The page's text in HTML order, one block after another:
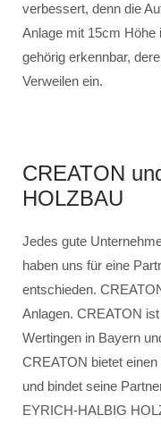
verbessert, denn die
Anlage mit 15cm
gehörig erkennbar,
Verweilen ein.
CREATON
HOLZBAU
Jedes gute
haben uns für eine
entschieden.
Anlagen. CREATON
Wertingen in Bayern
CREATON bietet
und bindet seine
EYRICH-HALBIG